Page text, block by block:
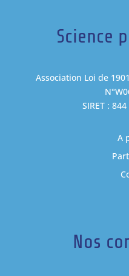
Science
Association Loi de
SIRET :
A
Nos